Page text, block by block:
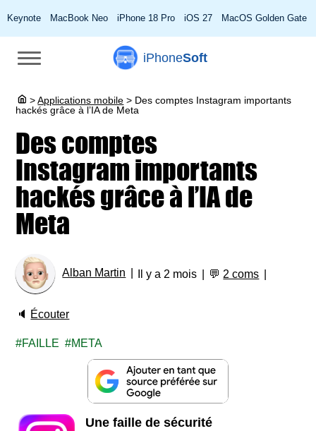
Keynote MacBook Neo iPhone 18 Pro iOS 27 MacOS Golden Gate
iPhoneSoft
> Applications mobile > Des comptes Instagram importants
hackés grâce à l’IA de Meta
Des comptes
Instagram importants
hackés grâce à l’IA de
Meta
Alban Martin Il y a 2 mois 💬 2 coms
🔈 Écouter
FAILLE META
Une faille de sécurité